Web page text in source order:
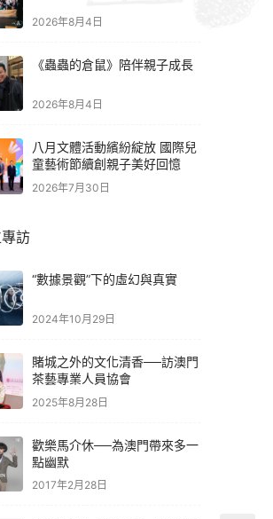
2026年8月4日
《蟲蟲的倉鼠》陪伴親子成長
2026年8月4日
八月文體活動繽紛綻放 國際兒
童藝術節續創親子美好回憶
2026年7月30日
訪
“數據景觀”下的虛幻與真實
2024年10月29日
賭城之外的文化清香──訪澳門
茶藝專業人員協會
2025年8月28日
歡樂馬介休──為澳門帶來多一
點幽默
2017年2月28日